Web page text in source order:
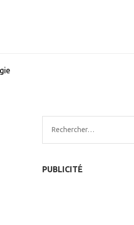
Rechercher :
PUBLICITÉ